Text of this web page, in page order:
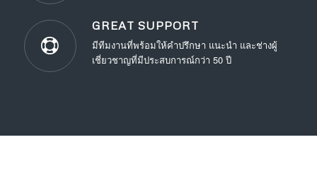
GREAT SUPPORT
มีทีมงานที่พร้อมให้คำปรึกษา แนะนำ และช่างผู้
เชี่ยวชาญที่มีประสบการณ์กว่า 50 ปี